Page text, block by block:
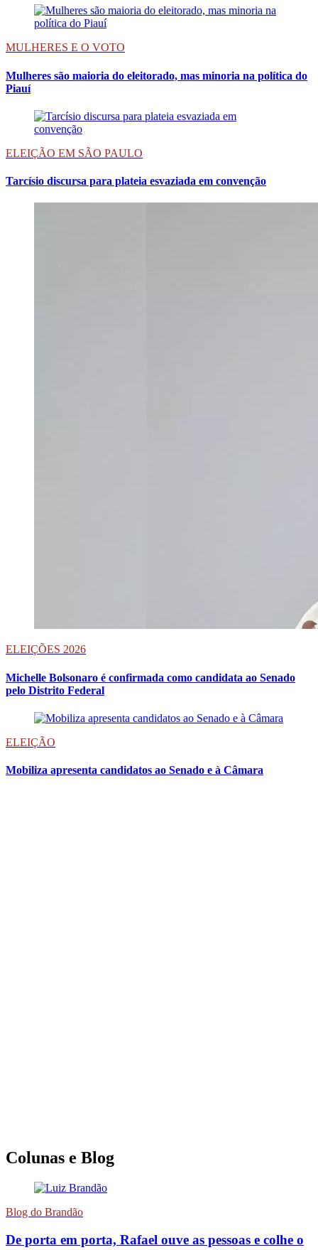
MULHERES E O VOTO
Mulheres são maioria do eleitorado, mas minoria na política do
Piauí
ELEIÇÃO EM SÃO PAULO
Tarcísio discursa para plateia esvaziada em convenção
ELEIÇÕES 2026
Michelle Bolsonaro é confirmada como candidata ao Senado
pelo Distrito Federal
ELEIÇÃO
Mobiliza apresenta candidatos ao Senado e à Câmara
Colunas e Blog
Blog do Brandão
De porta em porta, Rafael ouve as pessoas e colhe o